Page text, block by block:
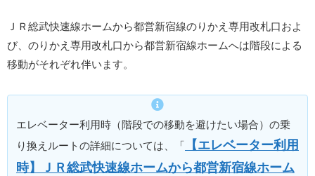
ＪＲ総武快速線ホームから都営新宿線のりかえ専用改札口およ
び、のりかえ専用改札口から都営新宿線ホームへは階段による
移動がそれぞれ伴います。
エレベーター利用時（階段での移動を避けたい場合）の乗
り換えルートの詳細については、「
【エレベーター利用
時】ＪＲ総武快速線ホームから都営新宿線ホーム